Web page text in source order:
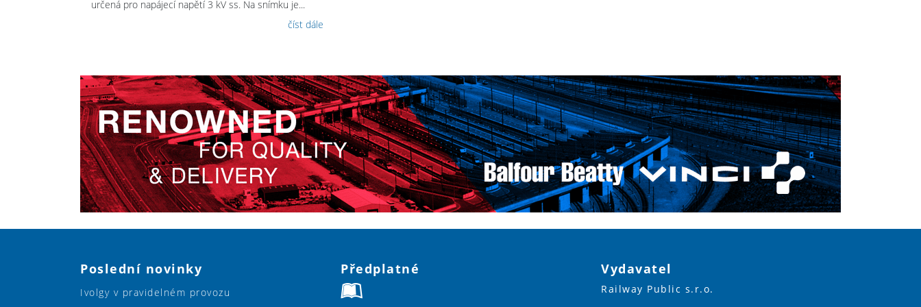
určená pro napájecí napětí 3 kV ss. Na snímku je...
číst dále
Poslední novinky
Ivolgy v pravidelném provozu
Předplatné Vydavatel
Railway Public s.r.o.